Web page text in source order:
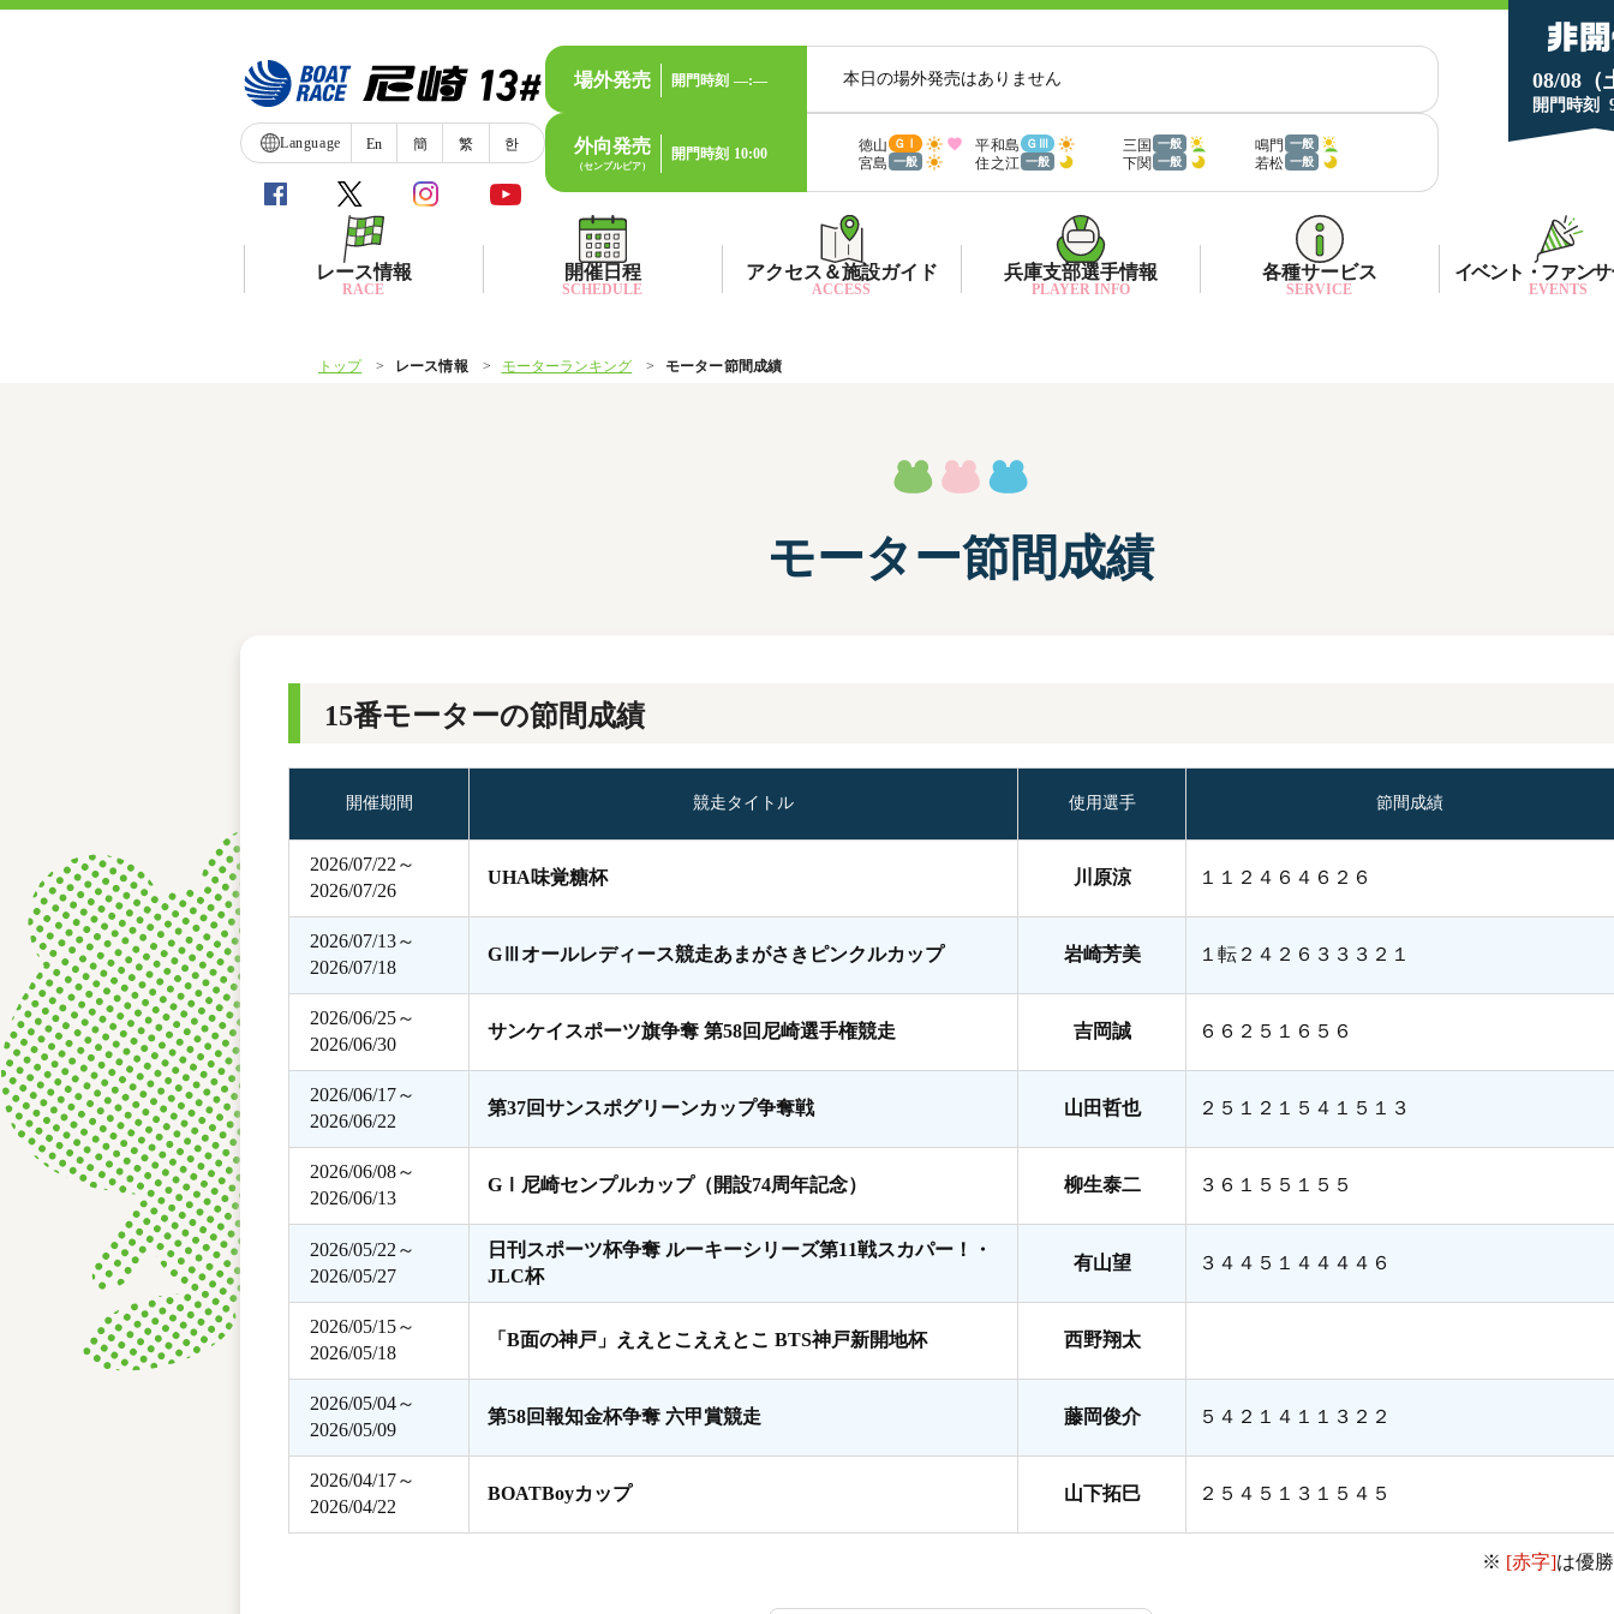
08/08（
開門時刻
Language En 簡 繁 한
場外発売 開門時刻 —:— 本日の場外発売はありません
外向発売
（センプルピア）
開門時刻 10:00 徳山 ＧⅠ 平和島 ＧⅢ 三国 一般 鳴門 一般
宮島 一般 住之江 一般 下関 一般 若松 一般
レース情報
RACE
ボートデータ
前検タイムランキング
選手検索
開催日程
SCHEDULE
アクセス＆施設ガイド
ACCESS
ファン送迎バス時刻表
施設案内
兵庫支部選手情報
PLAYER INFO
兵庫支部選手優勝実績
兵庫支部選手プロフィール一覧
各種サービス
SERVICE
マスコットキャラクター
イベント・ファン
EVENTS
トップ レース情報 モーターランキング モーター節間成績
モーター節間成績
15番モーターの節間成績
開催期間 競走タイトル 使用選手 節間成績
2026/07/22～
2026/07/26
UHA味覚糖杯 川原涼 １１２４６４６２６
2026/07/13～
2026/07/18
GⅢオールレディース競走あまがさきピンクルカップ 岩崎芳美 １転２４２６３３３２１
2026/06/25～
2026/06/30
サンケイスポーツ旗争奪 第58回尼崎選手権競走 吉岡誠 ６６２５１６５６
2026/06/17～
2026/06/22
第37回サンスポグリーンカップ争奪戦 山田哲也 ２５１２１５４１５１３
2026/06/08～
2026/06/13
GⅠ尼崎センプルカップ（開設74周年記念） 柳生泰二 ３６１５５１５５
2026/05/22～
2026/05/27
日刊スポーツ杯争奪 ルーキーシリーズ第11戦スカパー！・
JLC杯
有山望 ３４４５１４４４４６
2026/05/15～
2026/05/18
「B面の神戸」ええとこええとこ BTS神戸新開地杯 西野翔太
2026/05/04～
2026/05/09
第58回報知金杯争奪 六甲賞競走 藤岡俊介 ５４２１４１１３２２
2026/04/17～
2026/04/22
BOATBoyカップ 山下拓巳 ２５４５１３１５４５
※ [赤字]は優